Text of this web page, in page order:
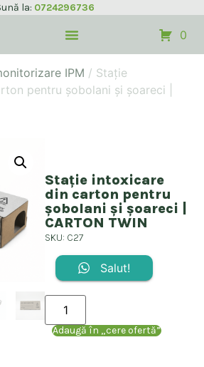
la: 0724296736
0
IPM / Stație
pentru șobolani și șoareci |
Stație intoxicare
din carton pentru
șobolani și șoareci |
CARTON TWIN
SKU: C27
Salut!
Adaugă în „cere ofertă”